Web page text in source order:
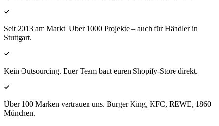
Seit 2013 am Markt. Über 1000 Projekte – auch für Händler in
Stuttgart.
Kein Outsourcing. Euer Team baut euren Shopify-Store direkt.
Über 100 Marken vertrauen uns. Burger King, KFC, REWE, 1860
München.